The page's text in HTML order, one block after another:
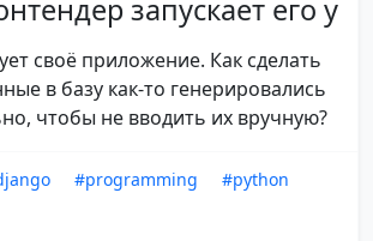
запускает его у
своё приложение. Как сделать
в базу как-то генерировались
чтобы не вводить их вручную?
#programming
#python